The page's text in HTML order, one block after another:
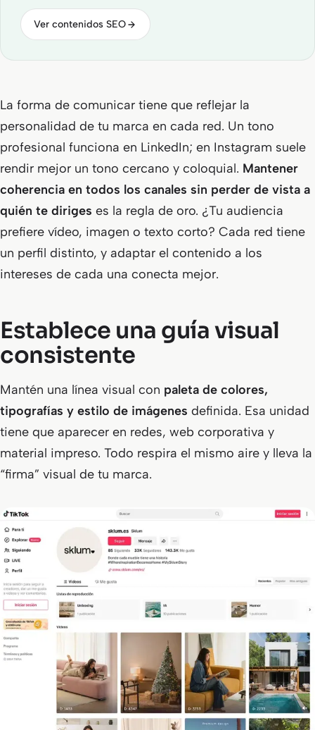
Ver contenidos SEO
La forma de comunicar tiene que reflejar la
personalidad de tu marca en cada red. Un tono
profesional funciona en LinkedIn; en Instagram suele
rendir mejor un tono cercano y coloquial. Mantener
coherencia en todos los canales sin perder de vista a
quién te diriges es la regla de oro. ¿Tu audiencia
prefiere vídeo, imagen o texto corto? Cada red tiene
un perfil distinto, y adaptar el contenido a los
intereses de cada una conecta mejor.
Establece una guía visual
consistente
Mantén una línea visual con paleta de colores,
tipografías y estilo de imágenes definida. Esa unidad
tiene que aparecer en redes, web corporativa y
material impreso. Todo respira el mismo aire y lleva la
“firma” visual de tu marca.